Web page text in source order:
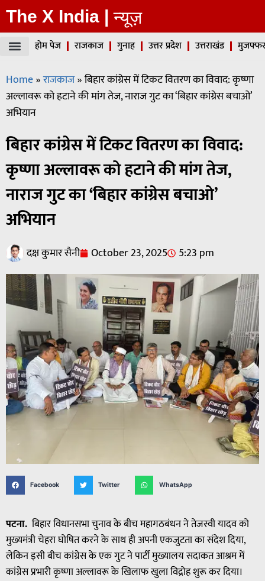
The X India | न्यूज़
होम पेज राजकाज गुनाह उत्तर प्रदेश उत्तराखंड
Home»राजकाज»बिहार कांग्रेस में टिकट वितरण का विवाद: कृष्णा
अल्लावरू को हटाने की मांग तेज, नाराज गुट का ‘बिहार कांग्रेस बचाओ’
अभियान
बिहार कांग्रेस में टिकट वितरण का विवाद:
कृष्णा अल्लावरू को हटाने की मांग तेज,
नाराज गुट का ‘बिहार कांग्रेस बचाओ’
अभियान
दक्ष कुमार सैनी October 23, 2025 5:23 pm
Facebook Twitter WhatsApp
पटना. बिहार विधानसभा चुनाव के बीच महागठबंधन ने तेजस्वी यादव को
मुख्यमंत्री चेहरा घोषित करने के साथ ही अपनी एकजुटता का संदेश दिया,
लेकिन इसी बीच कांग्रेस के एक गुट ने पार्टी मुख्यालय सदाकत आश्रम में
कांग्रेस प्रभारी कृष्णा अल्लावरू के खिलाफ खुला विद्रोह शुरू कर दिया।